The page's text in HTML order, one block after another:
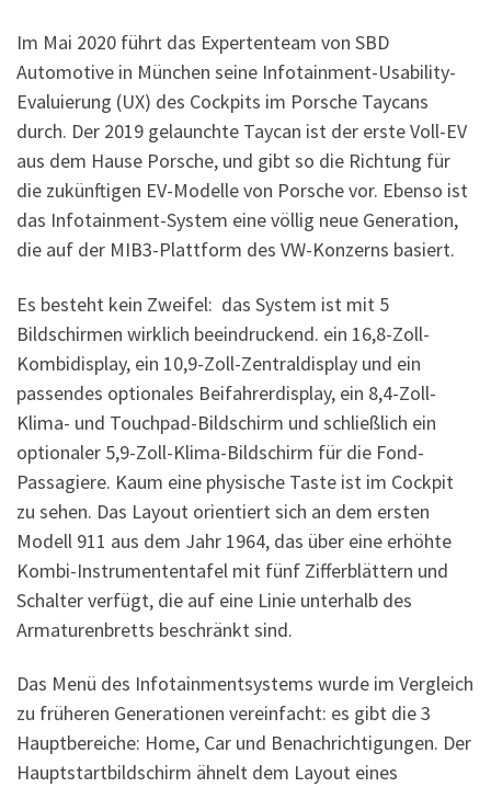
Im Mai 2020 führt das Expertenteam von SBD
Automotive in München seine Infotainment-Usability-
Evaluierung (UX) des Cockpits im Porsche Taycans
durch. Der 2019 gelaunchte Taycan ist der erste Voll-EV
aus dem Hause Porsche, und gibt so die Richtung für
die zukünftigen EV-Modelle von Porsche vor. Ebenso ist
das Infotainment-System eine völlig neue Generation,
die auf der MIB3-Plattform des VW-Konzerns basiert.
Es besteht kein Zweifel: das System ist mit 5
Bildschirmen wirklich beeindruckend. ein 16,8-Zoll-
Kombidisplay, ein 10,9-Zoll-Zentraldisplay und ein
passendes optionales Beifahrerdisplay, ein 8,4-Zoll-
Klima- und Touchpad-Bildschirm und schließlich ein
optionaler 5,9-Zoll-Klima-Bildschirm für die Fond-
Passagiere. Kaum eine physische Taste ist im Cockpit
zu sehen. Das Layout orientiert sich an dem ersten
Modell 911 aus dem Jahr 1964, das über eine erhöhte
Kombi-Instrumententafel mit fünf Zifferblättern und
Schalter verfügt, die auf eine Linie unterhalb des
Armaturenbretts beschränkt sind.
Das Menü des Infotainmentsystems wurde im Vergleich
zu früheren Generationen vereinfacht: es gibt die 3
Hauptbereiche: Home, Car und Benachrichtigungen. Der
Hauptstartbildschirm ähnelt dem Layout eines